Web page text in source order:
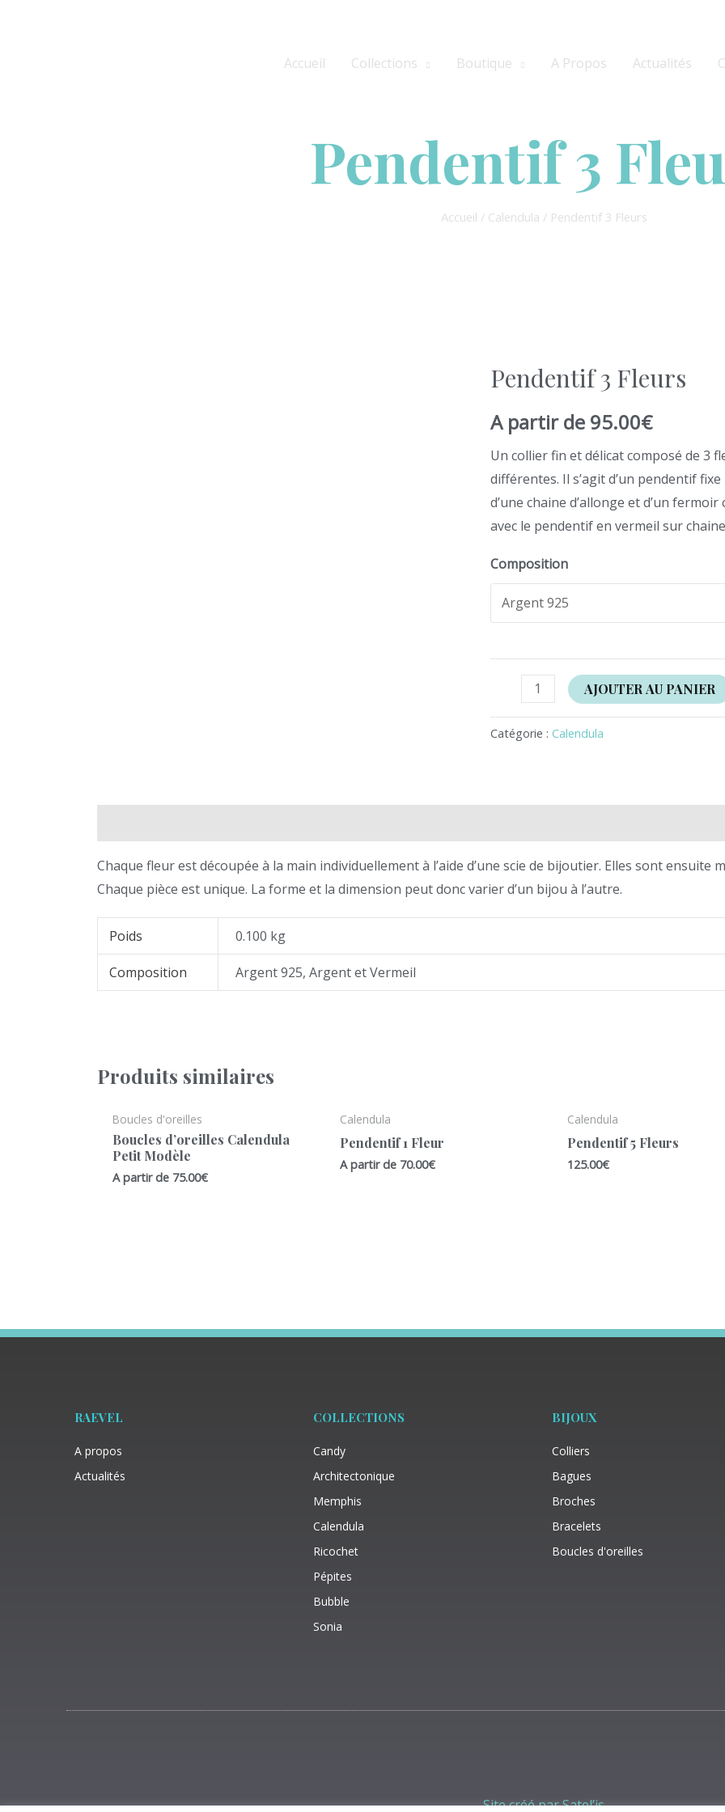
Accueil Collections Boutique A Propos Actualités
Pendentif 3
Accueil / Calendula / Pendentif 3 Fleurs
Pendentif 3 Fleurs
A partir de 95.00€
Un collier fin et délicat composé de 3
différentes. Il s’agit d’un pendentif
d’une chaine d’allonge et d’un
avec le pendentif en vermeil sur
Composition
quantité
Pendentif
AJOUTER AU PANIER
Catégorie : Calendula
Chaque fleur est découpée à la main individuellement à l’aide d’une scie de bijoutier. Elles sont ensuite
Chaque pièce est unique. La forme et la dimension peut donc varier d’un bijou à l’autre.
Poids 0.100 kg
Composition Argent 925, Argent et Vermeil
Produits similaires
Boucles d'oreilles
Boucles d’oreilles Calendula
Petit Modèle
A partir de 75.00€
Calendula
Pendentif 1 Fleur
A partir de 70.00€
Calendula
Pendentif 5 Fleurs
125.00€
RAEVEL
A propos
Actualités
COLLECTIONS
Candy
Architectonique
Memphis
Calendula
Ricochet
Pépites
Bubble
Sonia
BIJOUX
Colliers
Bagues
Broches
Bracelets
Boucles d'oreilles
Site créé par Satel’is